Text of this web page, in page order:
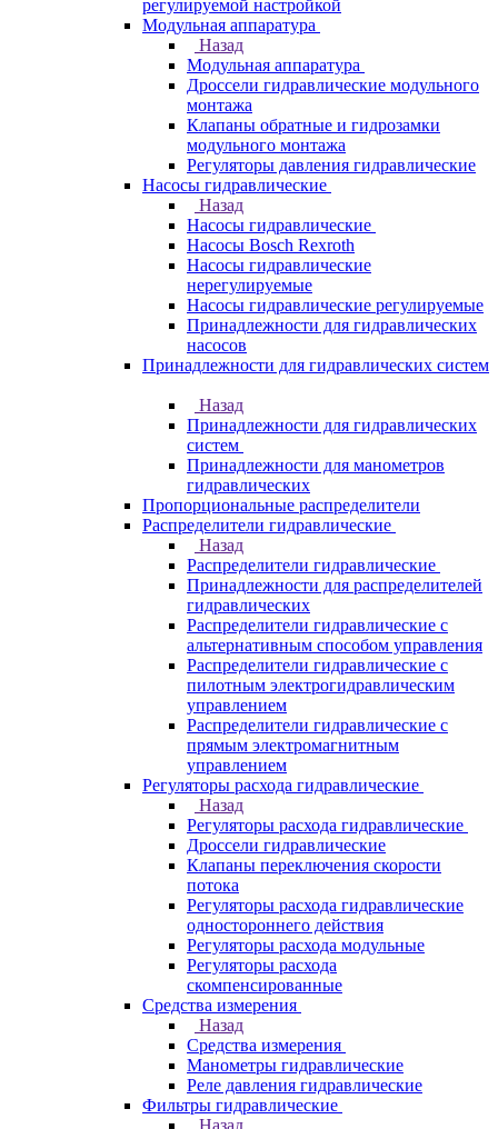
регулируемой настройкой
Модульная аппаратура
Назад
Модульная аппаратура
Дроссели гидравлические модульного
монтажа
Клапаны обратные и гидрозамки
модульного монтажа
Регуляторы давления гидравлические
Насосы гидравлические
Назад
Насосы гидравлические
Насосы Bosch Rexroth
Насосы гидравлические
нерегулируемые
Насосы гидравлические регулируемые
Принадлежности для гидравлических
насосов
Принадлежности для гидравлических систем
Назад
Принадлежности для гидравлических
систем
Принадлежности для манометров
гидравлических
Пропорциональные распределители
Распределители гидравлические
Назад
Распределители гидравлические
Принадлежности для распределителей
гидравлических
Распределители гидравлические с
альтернативным способом управления
Распределители гидравлические с
пилотным электрогидравлическим
управлением
Распределители гидравлические с
прямым электромагнитным
управлением
Регуляторы расхода гидравлические
Назад
Регуляторы расхода гидравлические
Дроссели гидравлические
Клапаны переключения скорости
потока
Регуляторы расхода гидравлические
одностороннего действия
Регуляторы расхода модульные
Регуляторы расхода
скомпенсированные
Средства измерения
Назад
Средства измерения
Манометры гидравлические
Реле давления гидравлические
Фильтры гидравлические